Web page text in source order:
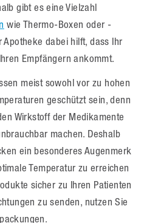
gibt es eine Vielzahl
wie Thermo-Boxen oder -
Apotheke dabei hilft, dass Ihr
Empfängern ankommt.
meist sowohl vor zu hohen
geschützt sein, denn
Wirkstoff der Medikamente
machen. Deshalb
ein besonderes Augenmerk
Temperatur zu erreichen
sicher zu Ihren Patienten
zu senden, nutzen Sie